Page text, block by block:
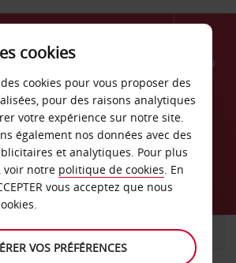
Menu
voiture
UTILITAIRE
cookies
cookies pour vous proposer des
pour des raisons analytiques
votre expérience sur notre site.
également nos données avec des
et analytiques. Pour plus
voir notre politique de cookies. En
vous acceptez que nous
VOS PRÉFÉRENCES